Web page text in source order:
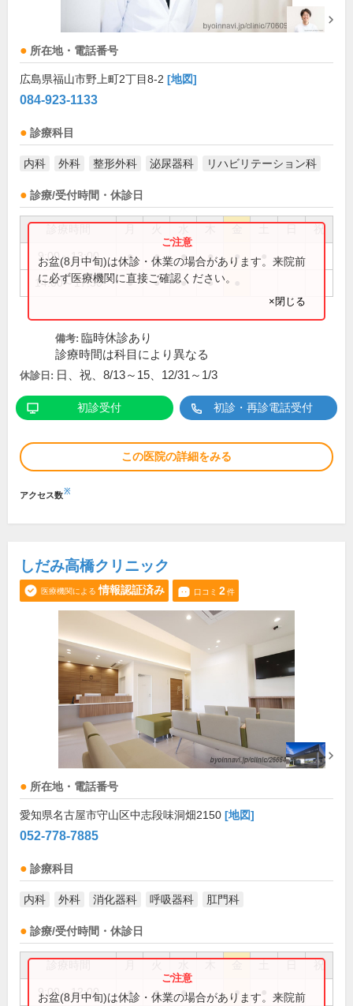
所在地・電話番号
広島県福山市野上町2丁目8-2 [地図]
084-923-1133
診療科目
内科 外科 整形外科 泌尿器科 リハビリテーション科
診療/受付時間・休診日
祝
9:00～13:00 ● ● ● ● ●
14:00～17:30 ● ● ● ●
お盆(8月中旬)は休診・休業の場合があります。来院前
に必ず医療機関に直接ご確認ください。
×閉じる
備考: 臨時休診あり
診療時間は科目により異なる
休診日: 日、祝、8/13～15、12/31～1/3
初診受付 初診・再診電話受付
この医院の詳細をみる
アクセス数※
しだみ高橋クリニック
医療機関による 情報認証済み 口コミ 2件
所在地・電話番号
愛知県名古屋市守山区中志段味洞畑2150 [地図]
052-778-7885
診療科目
内科 外科 消化器科 呼吸器科 肛門科
診療/受付時間・休診日
祝
9:00～12:00 ● ● ● ●
お盆(8月中旬)は休診・休業の場合があります。来院前